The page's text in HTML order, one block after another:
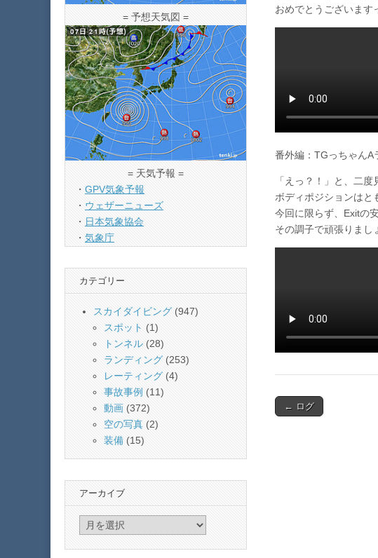
おめでとうございます
番外編：TGっちゃんA
「えっ？！」と、二度
ボディポジションはと
今回に限らず、Exitの
その調子で頑張りまし
Post← ログ
= 予想天気図 =
= 天気予報 =
・ GPV気象予報
・ ウェザーニューズ
・ 日本気象協会
・ 気象庁
カテゴリー
スカイダイビング (947)
スポット (1)
トンネル (28)
ランディング(253)
レーティング(4)
事故事例 (11)
動画 (372)
空の写真 (2)
装備 (15)
アーカイブ